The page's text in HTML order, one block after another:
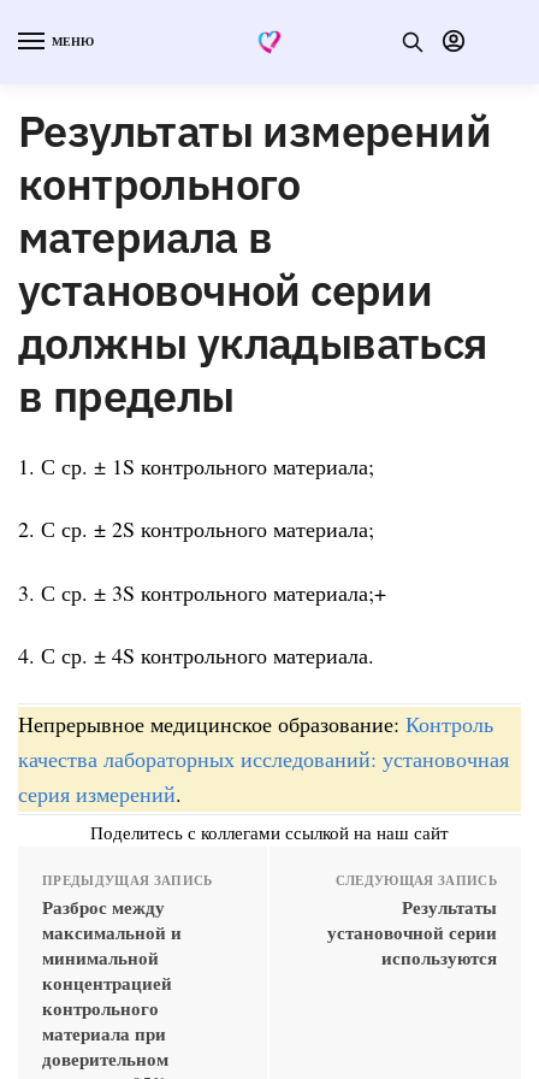
МЕНЮ
Результаты измерений
контрольного
материала в
установочной серии
должны укладываться
в пределы
1. С ср. ± 1S контрольного материала;
2. С ср. ± 2S контрольного материала;
3. С ср. ± 3S контрольного материала;+
4. С ср. ± 4S контрольного материала.
Непрерывное медицинское образование: Контроль
качества лабораторных исследований: установочная
серия измерений.
Поделитесь с коллегами ссылкой на наш сайт
ПРЕДЫДУЩАЯ ЗАПИСЬ
Разброс между
максимальной и
минимальной
концентрацией
контрольного
материала при
доверительном
СЛЕДУЮЩАЯ ЗАПИСЬ
Результаты
установочной серии
используются